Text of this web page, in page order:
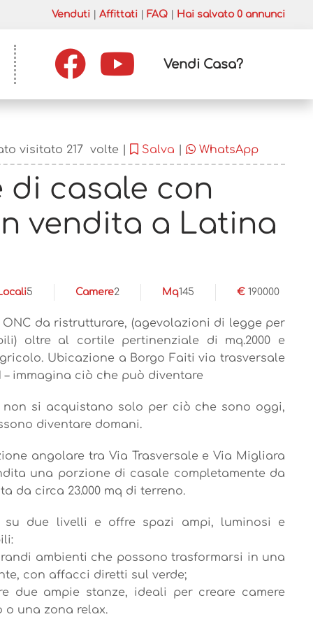
Venduti Affittati FAQ Hai salvato 0 annunci
Vendi Casa?
visitato217 volte | Salva WhatsApp
di casale con
vendita a Latina
5 Camere2 Mq145 € 190000
da ristrutturare, (agevolazioni di legge per
oltre al cortile pertinenziale di mq.2000 e
Ubicazione a Borgo Faiti via trasversale
immagina ciò che può diventare
si acquistano solo per ciò che sono oggi,
diventare domani.
angolare tra Via Trasversale e Via Migliara
una porzione di casale completamente da
da circa 23.000 mq di terreno.
due livelli e offre spazi ampi, luminosi e
ambienti che possono trasformarsi in una
con affacci diretti sul verde;
due ampie stanze, ideali per creare camere
una zona relax.